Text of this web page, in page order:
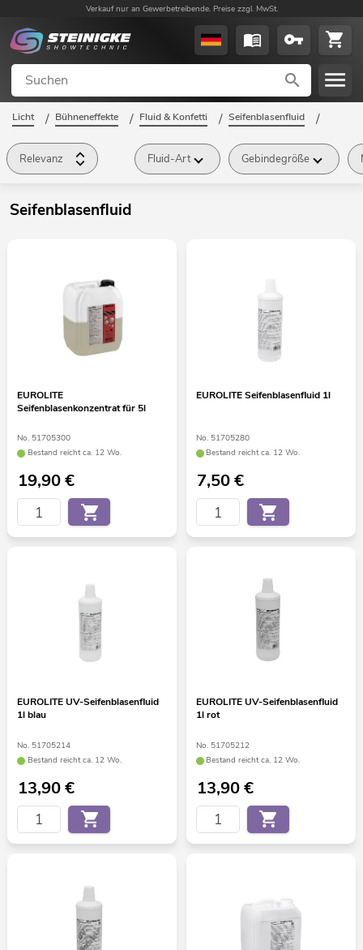
Verkauf nur an Gewerbetreibende. Preise zzgl. MwSt.
Licht / Bühneneffekte / Fluid & Konfetti / Seifenblasenfluid /
Relevanz Fluid-Art Gebindegröße
Seifenblasenfluid
EUROLITE
Seifenblasenkonzentrat für 5l
No. 51705300
Bestand reicht ca. 12 Wo.
19,90€
EUROLITE Seifenblasenfluid 1l
No. 51705280
Bestand reicht ca. 12 Wo.
7,50€
EUROLITE UV-Seifenblasenfluid
1l blau
No. 51705214
Bestand reicht ca. 12 Wo.
13,90€
EUROLITE UV-Seifenblasenfluid
1l rot
No. 51705212
Bestand reicht ca. 12 Wo.
13,90€